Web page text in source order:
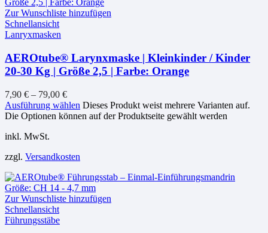
Zur Wunschliste hinzufügen
Schnellansicht
Lanryxmasken
AEROtube® Larynxmaske | Kleinkinder / Kinder
20-30 Kg | Größe 2,5 | Farbe: Orange
7,90 € – 79,00 €
Ausführung wählen Dieses Produkt weist mehrere Varianten auf.
Die Optionen können auf der Produktseite gewählt werden
inkl. MwSt.
zzgl. Versandkosten
Zur Wunschliste hinzufügen
Schnellansicht
Führungsstäbe